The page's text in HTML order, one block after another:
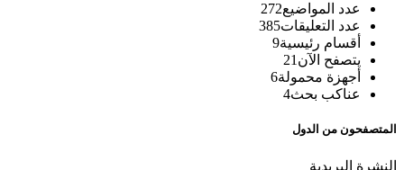
عدد المواضيع272
عدد التعليقات385
أقسام رئيسية9
يتصفح الآن 21
أجهزة محمولة6
عناكب بحث4
المتصفحون من الدول
النشرة البريدية